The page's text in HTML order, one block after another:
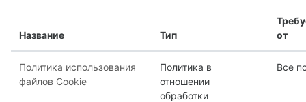
Название Тип
от
Политика использования
файлов Cookie
Политика в
отношении
обработки
Все